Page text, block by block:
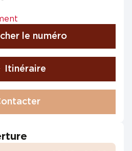
le numéro
Itinéraire